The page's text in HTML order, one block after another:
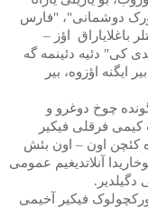
"تورک دوشمانی"، "فارس
اؤز –
کی" دئیه دئینمه گه
ایگنه اؤزوه، بیر
چوخ دوغرو و
کیمی فرقلی فیکیر
کئچن اون – اون بئش
آنلاتدیغیم عمومی
دگیلدیر.
فیکیر آخیمی